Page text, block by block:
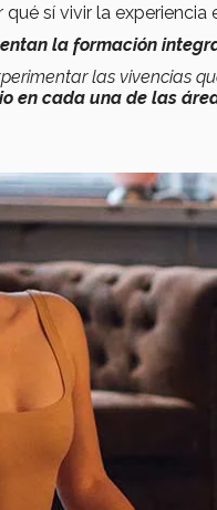
sí vivir la experiencia
la formación
las vivencias
en cada una de las